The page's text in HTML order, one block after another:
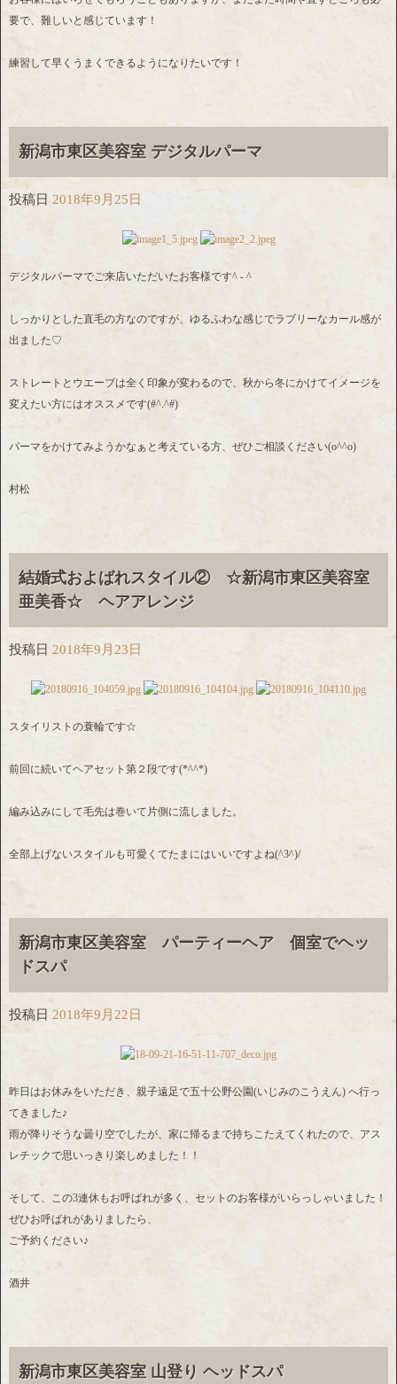
要で、難しいと感じています！
練習して早くうまくできるようになりたいです！
新潟市東区美容室 デジタルパーマ
投稿日 2018年9月25日
デジタルパーマでご来店いただいたお客様です^ - ^
しっかりとした直毛の方なのですが、ゆるふわな感じでラブリーなカール感が
出ました♡
ストレートとウエーブは全く印象が変わるので、秋から冬にかけてイメージを
変えたい方にはオススメです(#^.^#)
パーマをかけてみようかなぁと考えている方、ぜひご相談ください(o^^o)
村松
結婚式およばれスタイル② ☆新潟市東区美容室
亜美香☆ ヘアアレンジ
投稿日 2018年9月23日
スタイリストの蓑輪です☆
前回に続いてヘアセット第２段です(*^^*)
編み込みにして毛先は巻いて片側に流しました。
全部上げないスタイルも可愛くてたまにはいいですよね(^3^)/
新潟市東区美容室 パーティーヘア 個室でヘッ
ドスパ
投稿日 2018年9月22日
昨日はお休みをいただき、親子遠足で五十公野公園(いじみのこうえん) へ行っ
てきました♪
雨が降りそうな曇り空でしたが、家に帰るまで持ちこたえてくれたので、アス
レチックで思いっきり楽しめました！！
そして、この3連休もお呼ばれが多く、セットのお客様がいらっしゃいました！
ぜひお呼ばれがありましたら、
ご予約ください♪
酒井
新潟市東区美容室 山登り ヘッドスパ